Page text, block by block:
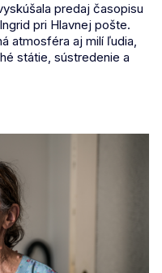
predaj časopisu
pri Hlavnej pošte.
atmosféra aj milí ľudia,
státie, sústredenie a